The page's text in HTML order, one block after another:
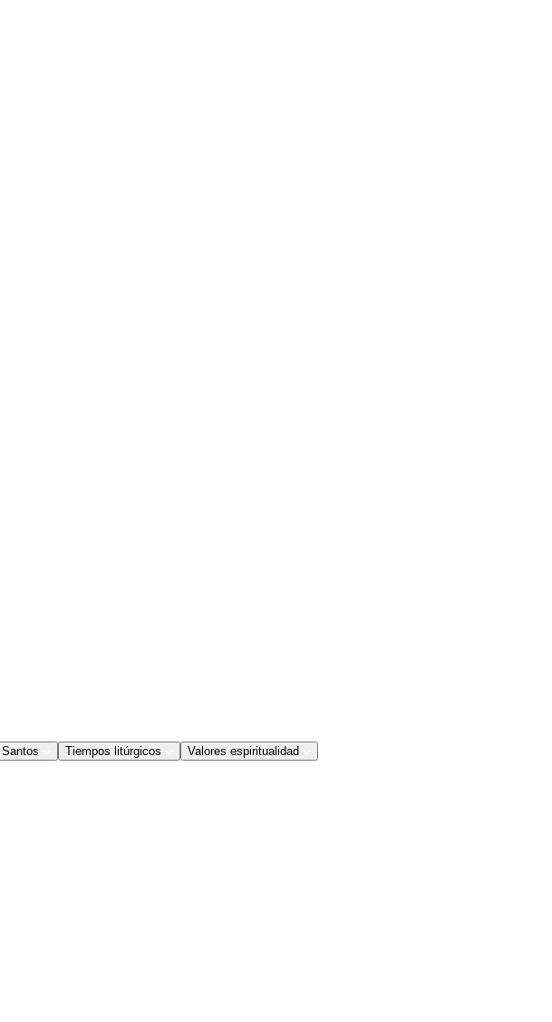
Santos Tiempos litúrgicos Valores espiritualidad